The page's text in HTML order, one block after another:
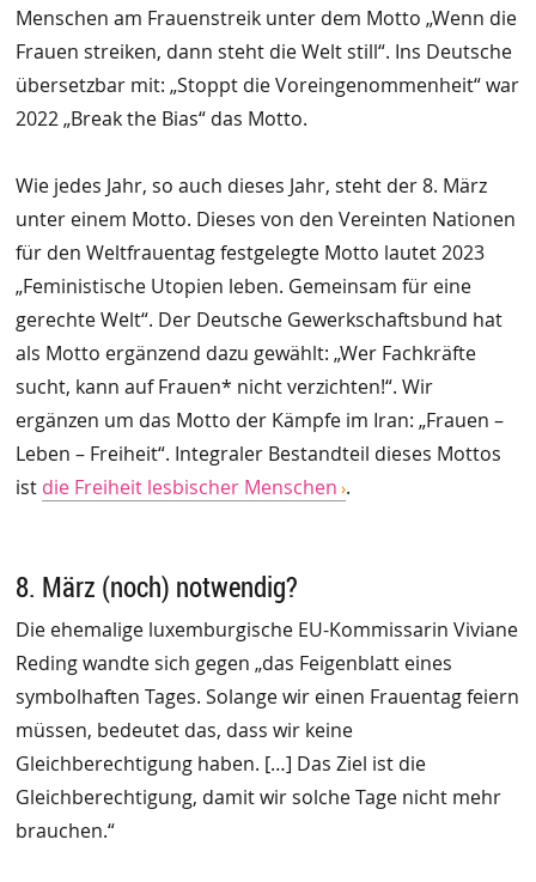
Menschen am Frauenstreik unter dem Motto „Wenn die
Frauen streiken, dann steht die Welt still“. Ins Deutsche
übersetzbar mit: „Stoppt die Voreingenommenheit“ war
2022 „Break the Bias“ das Motto.
Wie jedes Jahr, so auch dieses Jahr, steht der 8. März
unter einem Motto. Dieses von den Vereinten Nationen
für den Weltfrauentag festgelegte Motto lautet 2023
„Feministische Utopien leben. Gemeinsam für eine
gerechte Welt“. Der Deutsche Gewerkschaftsbund hat
als Motto ergänzend dazu gewählt: „Wer Fachkräfte
sucht, kann auf Frauen* nicht verzichten!“. Wir
ergänzen um das Motto der Kämpfe im Iran: „Frauen –
Leben – Freiheit“. Integraler Bestandteil dieses Mottos
ist die Freiheit lesbischer Menschen .
8. März (noch) notwendig?
Die ehemalige luxemburgische EU-Kommissarin Viviane
Reding wandte sich gegen „das Feigenblatt eines
symbolhaften Tages. Solange wir einen Frauentag feiern
müssen, bedeutet das, dass wir keine
Gleichberechtigung haben. […] Das Ziel ist die
Gleichberechtigung, damit wir solche Tage nicht mehr
brauchen.“